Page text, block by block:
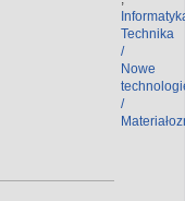
Technika
/
Nowe
/